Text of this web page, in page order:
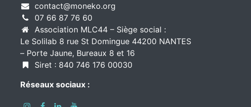
contact@moneko.org
07 66 87 76 60
Association MLC44 – Siège social :
Le Solilab 8 rue St Domingue 44200 NANTES
– Porte Jaune, Bureaux 8 et 16
Siret : 840 746 176 00030
Réseaux sociaux :